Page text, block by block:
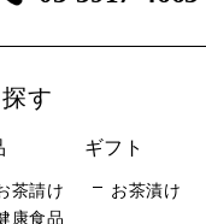
す
茶請け
康食品
ギフト
お茶漬け